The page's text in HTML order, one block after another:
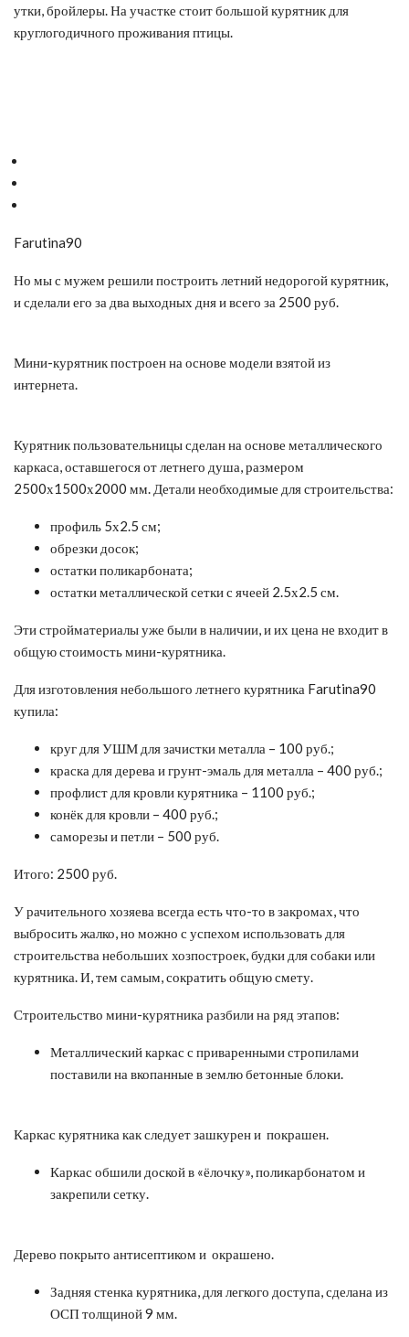
утки, бройлеры. На участке стоит большой курятник для
круглогодичного проживания птицы.
Farutina90
Но мы с мужем решили построить летний недорогой курятник,
и сделали его за два выходных дня и всего за 2500 руб.
Мини-курятник построен на основе модели взятой из
интернета.
Курятник пользовательницы сделан на основе металлического
каркаса, оставшегося от летнего душа, размером
2500х1500х2000 мм. Детали необходимые для строительства:
профиль 5х2.5 см;
обрезки досок;
остатки поликарбоната;
остатки металлической сетки с ячеей 2.5х2.5 см.
Эти стройматериалы уже были в наличии, и их цена не входит в
общую стоимость мини-курятника.
Для изготовления небольшого летнего курятника Farutina90
купила:
круг для УШМ для зачистки металла – 100 руб.;
краска для дерева и грунт-эмаль для металла – 400 руб.;
профлист для кровли курятника – 1100 руб.;
конёк для кровли – 400 руб.;
саморезы и петли – 500 руб.
Итого: 2500 руб.
У рачительного хозяева всегда есть что-то в закромах, что
выбросить жалко, но можно с успехом использовать для
строительства небольших хозпостроек, будки для собаки или
курятника. И, тем самым, сократить общую смету.
Строительство мини-курятника разбили на ряд этапов:
Металлический каркас с приваренными стропилами
поставили на вкопанные в землю бетонные блоки.
Каркас курятника как следует зашкурен и покрашен.
Каркас обшили доской в «ёлочку», поликарбонатом и
закрепили сетку.
Дерево покрыто антисептиком и окрашено.
Задняя стенка курятника, для легкого доступа, сделана из
ОСП толщиной 9 мм.